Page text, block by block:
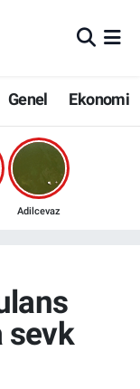
Genel Ekonomi
Adilcevaz
sevk